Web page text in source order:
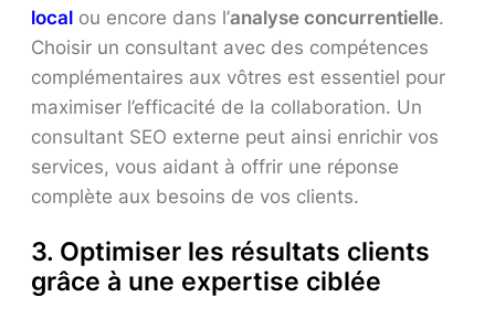
local ou encore dans l’analyse concurrentielle.
Choisir un consultant avec des compétences
complémentaires aux vôtres est essentiel pour
maximiser l’efficacité de la collaboration. Un
consultant SEO externe peut ainsi enrichir vos
services, vous aidant à offrir une réponse
complète aux besoins de vos clients.
3. Optimiser les résultats clients
grâce à une expertise ciblée